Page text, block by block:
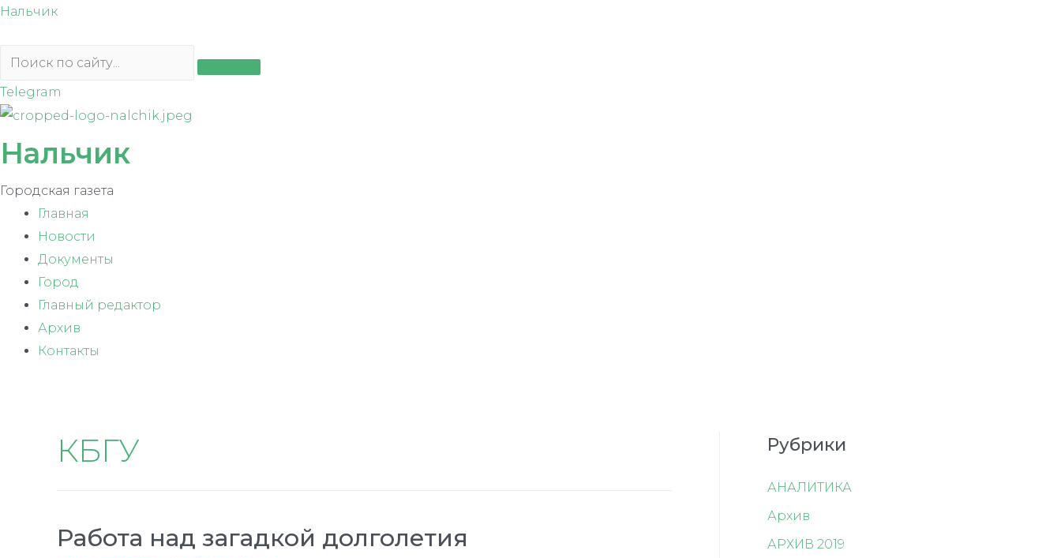
Перейти
содержимому
Нальчик
Telegram
Нальчик
Городская газета
Главная
Новости
Документы
Город
Главный редактор
Архив
Контакты
КБГУ
Работа над загадкой долголетия
Рубрики
АНАЛИТИКА
Архив
АРХИВ 2019